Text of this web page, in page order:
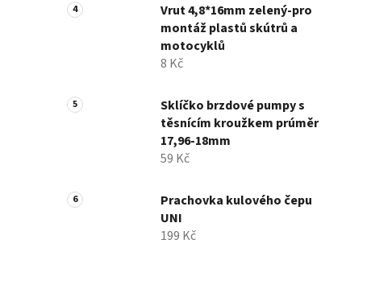
Vrut 4,8*16mm zelený-pro
montáž plastů skútrů a
motocyklů
8 Kč
Sklíčko brzdové pumpy s
těsnícím kroužkem prúměr
17,96-18mm
59 Kč
Prachovka kulového čepu
UNI
199 Kč